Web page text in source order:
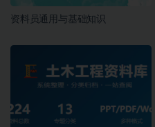
资料员通用与基础知识